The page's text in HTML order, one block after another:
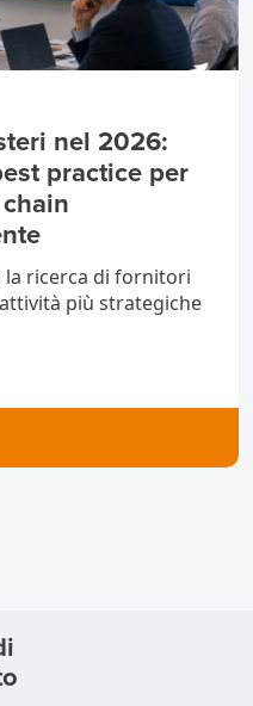
nel 2026:
practice per
ricerca di fornitori
più strategiche